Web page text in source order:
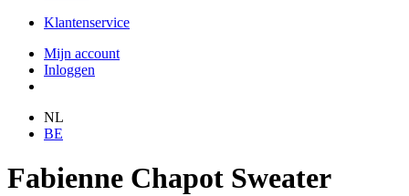
Klantenservice
Mijn account
Inloggen
NL
BE
Fabienne Chapot Sweater